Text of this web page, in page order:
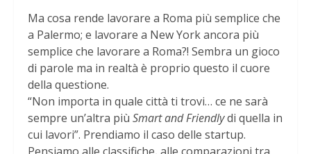
Ma cosa rende lavorare a Roma più semplice che
a Palermo; e lavorare a New York ancora più
semplice che lavorare a Roma?! Sembra un gioco
di parole ma in realtà è proprio questo il cuore
della questione.
“Non importa in quale città ti trovi… ce ne sarà
sempre un’altra più Smart and Friendlydi quella in
cui lavori”. Prendiamo il caso delle startup.